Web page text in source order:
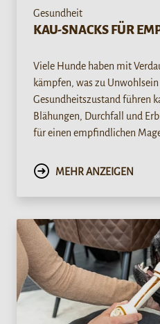
Gesundheit
KAU-SNACKS FÜR
Viele Hunde haben mit
kämpfen, was zu
Gesundheitszustand führen
Blähungen, Durchfall und
für einen empfindlichen
MEHR ANZEIGEN